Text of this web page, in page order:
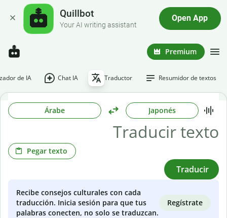
Quillbot
Your AI writing assistant
Open App
Premium
de IA Chat IA Traductor Resumidor de textos
Árabe Japonés
Pegar texto
Traducir
Recibe consejos culturales con cada
traducción. Inicia sesión para que tus
palabras conecten, no solo se traduzcan.
Regístrate